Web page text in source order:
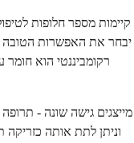
קיימות מספר חלופות
יבחר את האפשרות הטובה